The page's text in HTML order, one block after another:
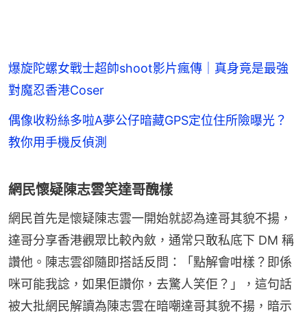
爆旋陀螺女戰士超帥shoot影片瘋傳｜真身竟是最強
對魔忍香港Coser
偶像收粉絲多啦A夢公仔暗藏GPS定位住所險曝光？
教你用手機反偵測
網民懷疑陳志雲笑達哥醜樣
網民首先是懷疑陳志雲一開始就認為達哥其貌不揚，
達哥分享香港觀眾比較內斂，通常只敢私底下 DM 稱
讚他。陳志雲卻隨即搭話反問：「點解會咁樣？即係
咪可能我諗，如果佢讚你，去驚人笑佢？」，這句話
被大批網民解讀為陳志雲在暗嘲達哥其貌不揚，暗示